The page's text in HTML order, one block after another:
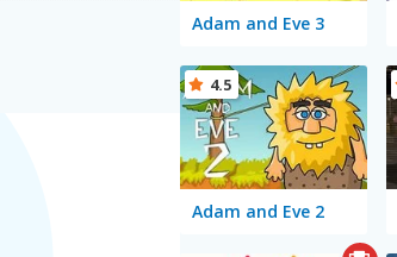
Adam and Eve 3
Adam and Eve 2
4.5